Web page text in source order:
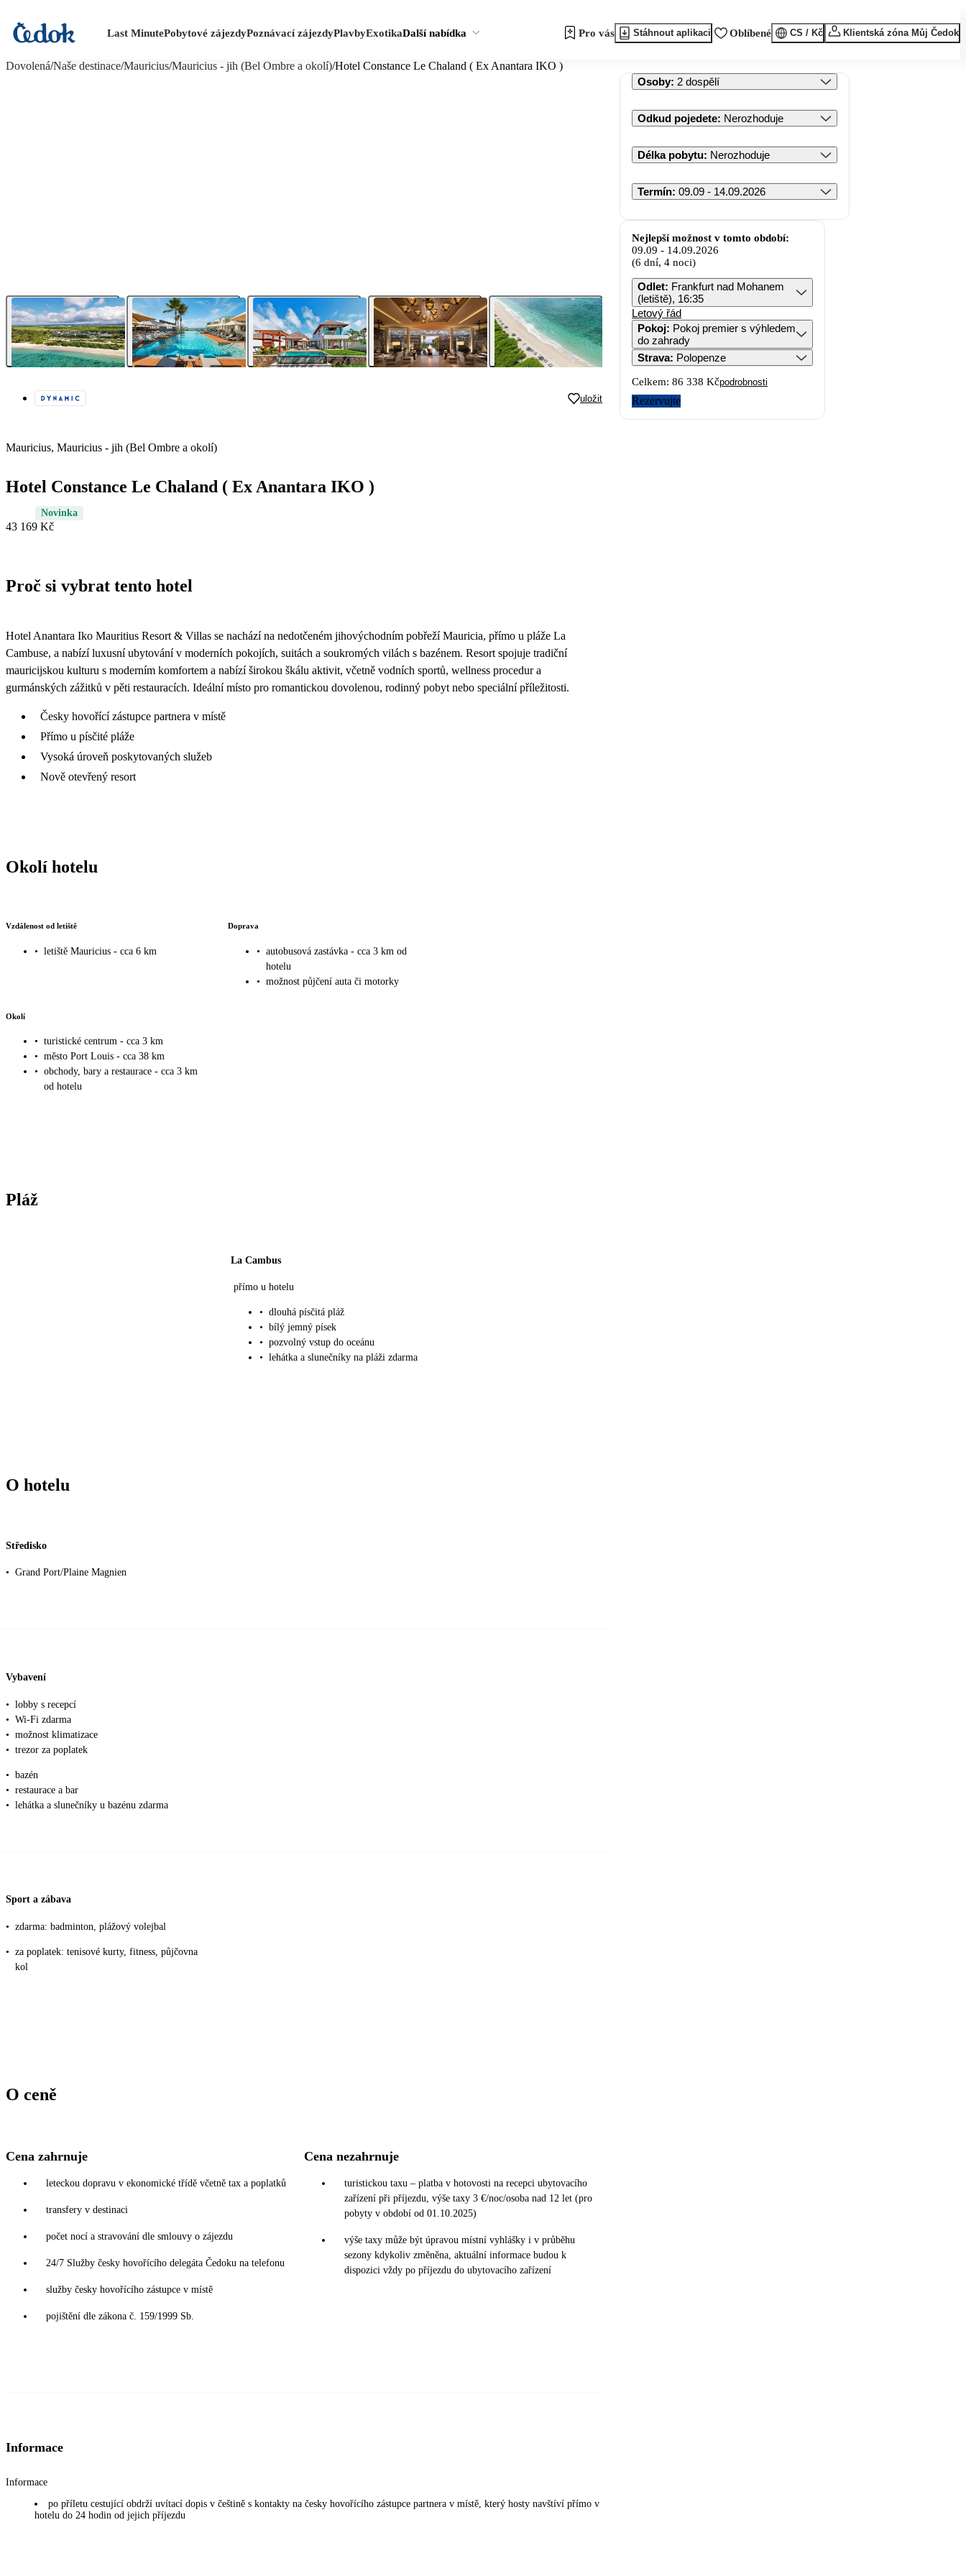
Last MinutePobytové zájezdyPoznávací zájezdyPlavbyExotikaDalší nabídka Pro vás Stáhnout aplikaci Oblíbené CS / Kč Klientská zóna Můj Čedok
Dovolená/Naše destinace/Mauricius/Mauricius - jih (Bel Ombre a okolí)/Hotel Constance Le Chaland ( Ex Anantara IKO )
uložit
Mauricius, Mauricius - jih (Bel Ombre a okolí)
Hotel Constance Le Chaland ( Ex Anantara IKO )
Novinka
43 169 Kč
Proč si vybrat tento hotel
Hotel Anantara Iko Mauritius Resort & Villas se nachází na nedotčeném jihovýchodním pobřeží Mauricia, přímo u pláže La
Cambuse, a nabízí luxusní ubytování v moderních pokojích, suitách a soukromých vilách s bazénem. Resort spojuje tradiční
mauricijskou kulturu s moderním komfortem a nabízí širokou škálu aktivit, včetně vodních sportů, wellness procedur a
gurmánských zážitků v pěti restauracích. Ideální místo pro romantickou dovolenou, rodinný pobyt nebo speciální příležitosti.
Česky hovořící zástupce partnera v místě
Přímo u písčité pláže
Vysoká úroveň poskytovaných služeb
Nově otevřený resort
Okolí hotelu
Vzdálenost od letiště
• letiště Mauricius - cca 6 km
Doprava
• autobusová zastávka - cca 3 km od
hotelu
• možnost půjčení auta či motorky
Okolí
• turistické centrum - cca 3 km
• město Port Louis - cca 38 km
• obchody, bary a restaurace - cca 3 km
od hotelu
Pláž
La Cambus
přímo u hotelu
• dlouhá písčitá pláž
• bílý jemný písek
• pozvolný vstup do oceánu
• lehátka a slunečníky na pláži zdarma
O hotelu
Středisko
• Grand Port/Plaine Magnien
Vybavení
• lobby s recepcí
• Wi-Fi zdarma
• možnost klimatizace
• trezor za poplatek
• bazén
• restaurace a bar
• lehátka a slunečníky u bazénu zdarma
Sport a zábava
• zdarma: badminton, plážový volejbal
• za poplatek: tenisové kurty, fitness, půjčovna
kol
O ceně
Cena zahrnuje
leteckou dopravu v ekonomické třídě včetně tax a poplatků
transfery v destinaci
počet nocí a stravování dle smlouvy o zájezdu
24/7 Služby česky hovořícího delegáta Čedoku na telefonu
služby česky hovořícího zástupce v místě
pojištění dle zákona č. 159/1999 Sb.
Cena nezahrnuje
turistickou taxu – platba v hotovosti na recepci ubytovacího
zařízení při příjezdu, výše taxy 3 €/noc/osoba nad 12 let (pro
pobyty v období od 01.10.2025)
výše taxy může být úpravou místní vyhlášky i v průběhu
sezony kdykoliv změněna, aktuální informace budou k
dispozici vždy po příjezdu do ubytovacího zařízení
Informace
Informace
po příletu cestující obdrží uvítací dopis v češtině s kontakty na česky hovořícího zástupce partnera v místě, který hosty navštíví přímo v
hotelu do 24 hodin od jejich příjezdu
Osoby: 2 dospělí
Odkud pojedete: Nerozhoduje
Délka pobytu: Nerozhoduje
Termín: 09.09 - 14.09.2026
Nejlepší možnost v tomto období:
09.09 - 14.09.2026
(6 dní, 4 noci)
Odlet: Frankfurt nad Mohanem
(letiště), 16:35
Letový řád
Pokoj: Pokoj premier s výhledem
do zahrady
Strava: Polopenze
Celkem: 86 338 Kčpodrobnosti
Rezervujte